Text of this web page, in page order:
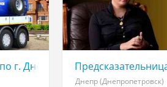
порчи, помощь в сложной
г. Днепр
Днепр (Днепропетровск)